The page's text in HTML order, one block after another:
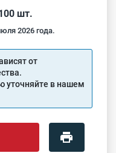
шт.
2026 года.
от
уточняйте в нашем